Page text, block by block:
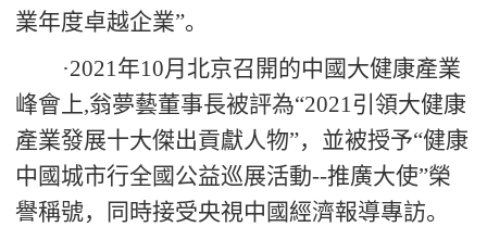
業年度卓越企業”。
·2021年10月北京召開的中國大健康產業
峰會上,翁夢藝董事長被評為“2021引領大健康
產業發展十大傑出貢獻人物”，並被授予“健康
中國城市行全國公益巡展活動--推廣大使”榮
譽稱號，同時接受央視中國經濟報導專訪。